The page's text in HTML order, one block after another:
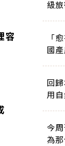
容
級
「
國
回
用
今
為